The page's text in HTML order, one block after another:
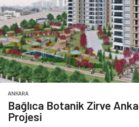
ANKARA
Bağlıca Botanik Zirve
Projesi